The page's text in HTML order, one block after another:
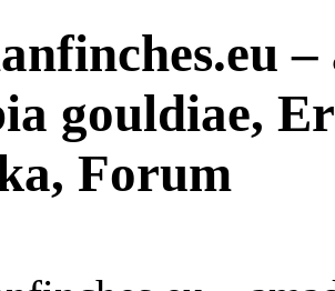
gouldiae,
Forum